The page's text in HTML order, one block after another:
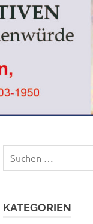
Suchen
KATEGORIEN